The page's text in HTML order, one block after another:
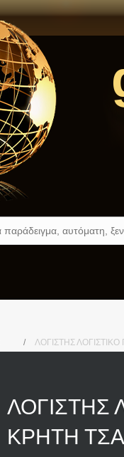
ΛΟΓΙΣΤΗΣ
ΛΟΓΙΣΤΗΣ
ΚΡΗΤΗ